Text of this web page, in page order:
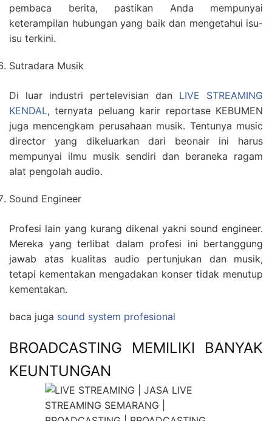
pembaca berita, pastikan Anda mempunyai
keterampilan hubungan yang baik dan mengetahui isu-
isu terkini.
Sutradara Musik
Di luar industri pertelevisian dan LIVE STREAMING
KENDAL, ternyata peluang karir reportase KEBUMEN
juga mencengkam perusahaan musik. Tentunya music
director yang dikeluarkan dari beonair ini harus
mempunyai ilmu musik sendiri dan beraneka ragam
alat pengolah audio.
Sound Engineer
Profesi lain yang kurang dikenal yakni sound engineer.
Mereka yang terlibat dalam profesi ini bertanggung
jawab atas kualitas audio pertunjukan dan musik,
tetapi kementakan mengadakan konser tidak menutup
kementakan.
baca juga sound system profesional
BROADCASTING MEMILIKI BANYAK
KEUNTUNGAN